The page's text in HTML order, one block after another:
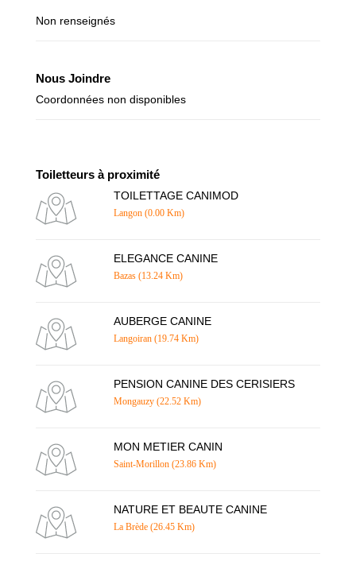
Non renseignés
Nous Joindre
Coordonnées non disponibles
Toiletteurs à proximité
TOILETTAGE CANIMOD
Langon (0.00 Km)
ELEGANCE CANINE
Bazas (13.24 Km)
AUBERGE CANINE
Langoiran (19.74 Km)
PENSION CANINE DES CERISIERS
Mongauzy (22.52 Km)
MON METIER CANIN
Saint-Morillon (23.86 Km)
NATURE ET BEAUTE CANINE
La Brède (26.45 Km)